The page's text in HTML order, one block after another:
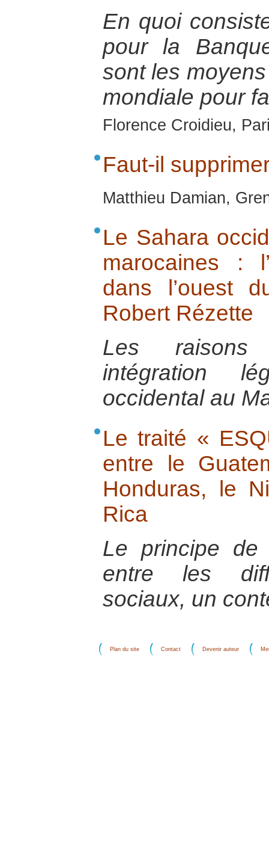
En quoi
pour la
sont les
mondiale pour
Florence Croidieu,
Faut-il
Matthieu Damian,
Le Sahara
marocaines :
dans l’ouest
Robert Rézette
Les raisons
intégration
occidental au
Le traité «
entre le
Honduras, le
Rica
Le principe de
entre les
sociaux, un
Plan du site Contact Devenir auteur